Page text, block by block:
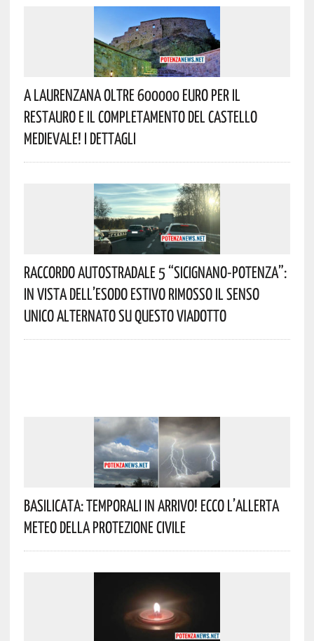
A Laurenzana Oltre 600000 Euro Per Il
Restauro E Il Completamento Del Castello
Medievale! I Dettagli
Raccordo Autostradale 5 “Sicignano-Potenza”:
In Vista Dell’esodo Estivo Rimosso Il Senso
Unico Alternato Su Questo Viadotto
Basilicata: Temporali In Arrivo! Ecco L’allerta
Meteo Della Protezione Civile